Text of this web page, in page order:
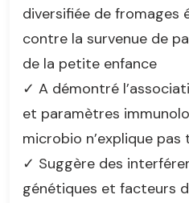
diversifiée de
contre la survenue de
de la petite enfance
✓ A démontré
et paramètres
microbio n’explique pas
✓ Suggère des
génétiques et facteurs